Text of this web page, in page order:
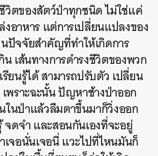
วิตของสัตว์ป่าทุกชนิด ไม่ใช่แค่
อาหาร แต่การเปลี่ยนแปลงของ
ปัจจัยสำคัญที่ทำให้เกิดการ
เส้นทางการดำรงชีวิตของพวก
ยนรู้ได้ สามารถปรับตัว เปลี่ยน
พราะฉะนั้น ปัญหาช้างป่าออก
นป่าแล้วลืมตาขึ้นมาก็วิ่งออก
ดจำ และสอนกันเองที่จะอยู่
จอนั่นเจอนี่ แวะไปที่ไหนมันก็